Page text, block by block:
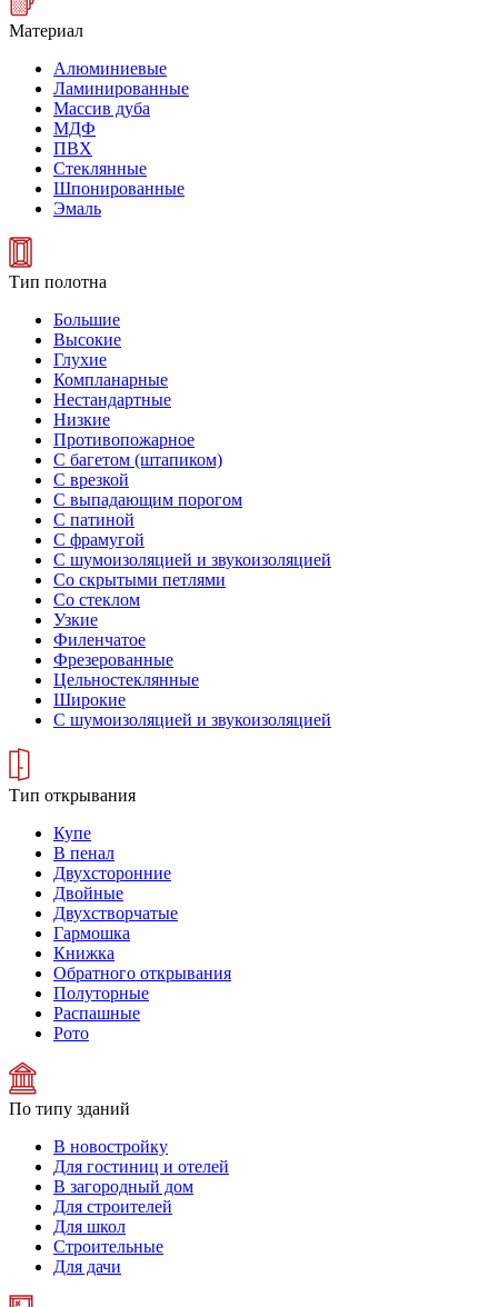
Материал
Алюминиевые
Ламинированные
Массив дуба
МДФ
ПВХ
Стеклянные
Шпонированные
Эмаль
Тип полотна
Большие
Высокие
Глухие
Компланарные
Нестандартные
Низкие
Противопожарное
С багетом (штапиком)
С врезкой
С выпадающим порогом
С патиной
С фрамугой
С шумоизоляцией и звукоизоляцией
Со скрытыми петлями
Со стеклом
Узкие
Филенчатое
Фрезерованные
Цельностеклянные
Широкие
С шумоизоляцией и звукоизоляцией
Тип открывания
Купе
В пенал
Двухсторонние
Двойные
Двухстворчатые
Гармошка
Книжка
Обратного открывания
Полуторные
Распашные
Рото
По типу зданий
В новостройку
Для гостиниц и отелей
В загородный дом
Для строителей
Для школ
Строительные
Для дачи